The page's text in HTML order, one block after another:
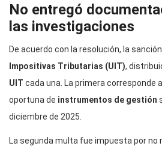
No entregó
las investigaciones
De acuerdo con la resolución, la
Impositivas Tributarias (UIT),
UIT cada una. La primera corresponde
oportuna de instrumentos de gestión
diciembre de 2025.
La segunda multa fue impuesta por no